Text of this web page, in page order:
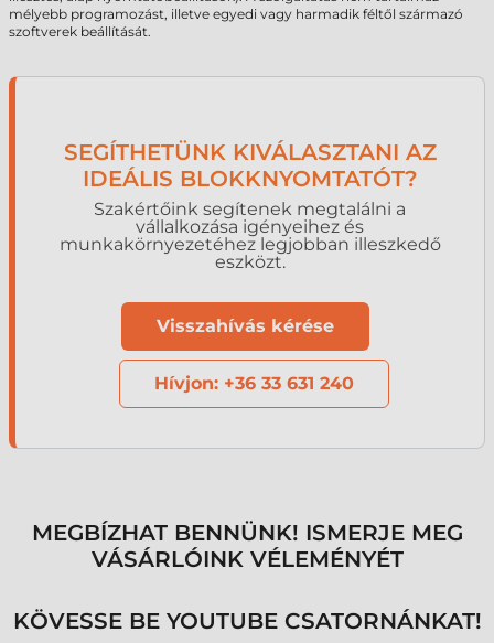
mélyebb programozást, illetve egyedi vagy harmadik féltől származó
szoftverek beállítását.
SEGÍTHETÜNK KIVÁLASZTANI AZ
IDEÁLIS BLOKKNYOMTATÓT?
Szakértőink segítenek megtalálni a
vállalkozása igényeihez és
munkakörnyezetéhez legjobban illeszkedő
eszközt.
Visszahívás kérése
Hívjon: +36 33 631 240
MEGBÍZHAT BENNÜNK! ISMERJE MEG
VÁSÁRLÓINK VÉLEMÉNYÉT
KÖVESSE BE YOUTUBE CSATORNÁNKAT!